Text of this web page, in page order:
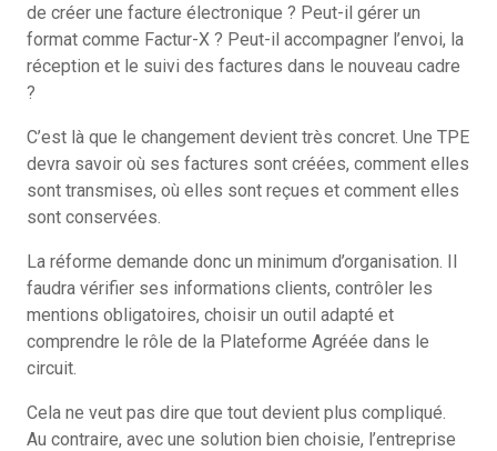
de créer une facture électronique ? Peut-il gérer un
format comme Factur-X ? Peut-il accompagner l’envoi, la
réception et le suivi des factures dans le nouveau cadre
?
C’est là que le changement devient très concret. Une TPE
devra savoir où ses factures sont créées, comment elles
sont transmises, où elles sont reçues et comment elles
sont conservées.
La réforme demande donc un minimum d’organisation. Il
faudra vérifier ses informations clients, contrôler les
mentions obligatoires, choisir un outil adapté et
comprendre le rôle de la Plateforme Agréée dans le
circuit.
Cela ne veut pas dire que tout devient plus compliqué.
Au contraire, avec une solution bien choisie, l’entreprise